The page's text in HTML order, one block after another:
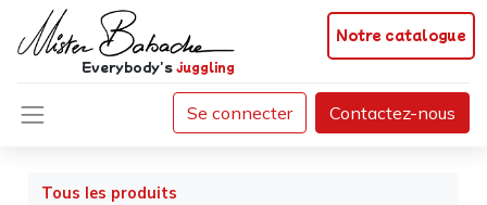
Notre catalogue
Everybody'sjuggling
Se connecter Contactez-nous
Tous les produits